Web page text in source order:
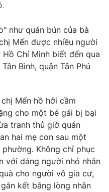
như quán bún của bà
Mến được nhiều người
Chí Minh biết đến qua
Bình, quận Tân Phú
Mến hồ hởi cầm
cho một bé gái bị bại
tranh thủ giờ quán
hai mẹ con sau một
Không chỉ phục
với dáng người nhỏ nhắn
cho người vô gia cư,
kết bằng lòng nhân